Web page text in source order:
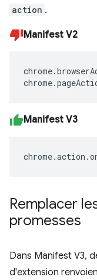
action .
Manifest V2
chrome.
chrome.
Manifest V3
chrome.action .
Remplacer
promesses
Dans Manifest V3,
d'extension